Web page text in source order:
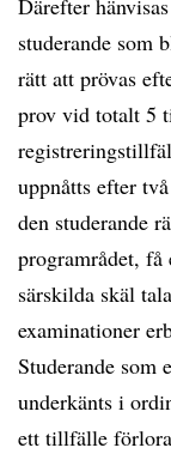
Därefter
studerande som
rätt att prövas
prov vid totalt 5
uppnåtts efter
den studerande
programrådet, få
särskilda skäl
examinationer
Studerande som
underkänts i
ett tillfälle